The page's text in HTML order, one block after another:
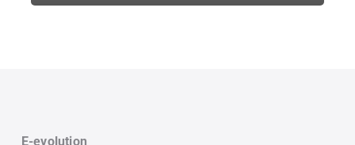
E-evolution